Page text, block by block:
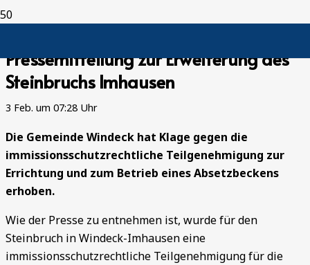
Pressemitteilung zur Erweiterung des
Steinbruchs Imhausen
3 Feb. um 07:28 Uhr
Die Gemeinde Windeck hat Klage gegen die
immissionsschutzrechtliche Teilgenehmigung zur
Errichtung und zum Betrieb eines Absetzbeckens
erhoben.
Wie der Presse zu entnehmen ist, wurde für den
Steinbruch in Windeck-Imhausen eine
immissionsschutzrechtliche Teilgenehmigung für die